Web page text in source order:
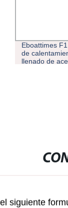
Nuevo
llenado de
siguiente